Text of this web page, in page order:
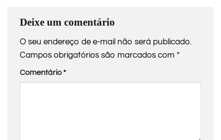
Deixe um comentário
O seu endereço de e-mail não será publicado.
Campos obrigatórios são marcados com *
Comentário*